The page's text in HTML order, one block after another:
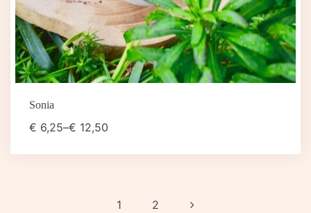
Sonia
€ 6,25–€ 12,50
1 2